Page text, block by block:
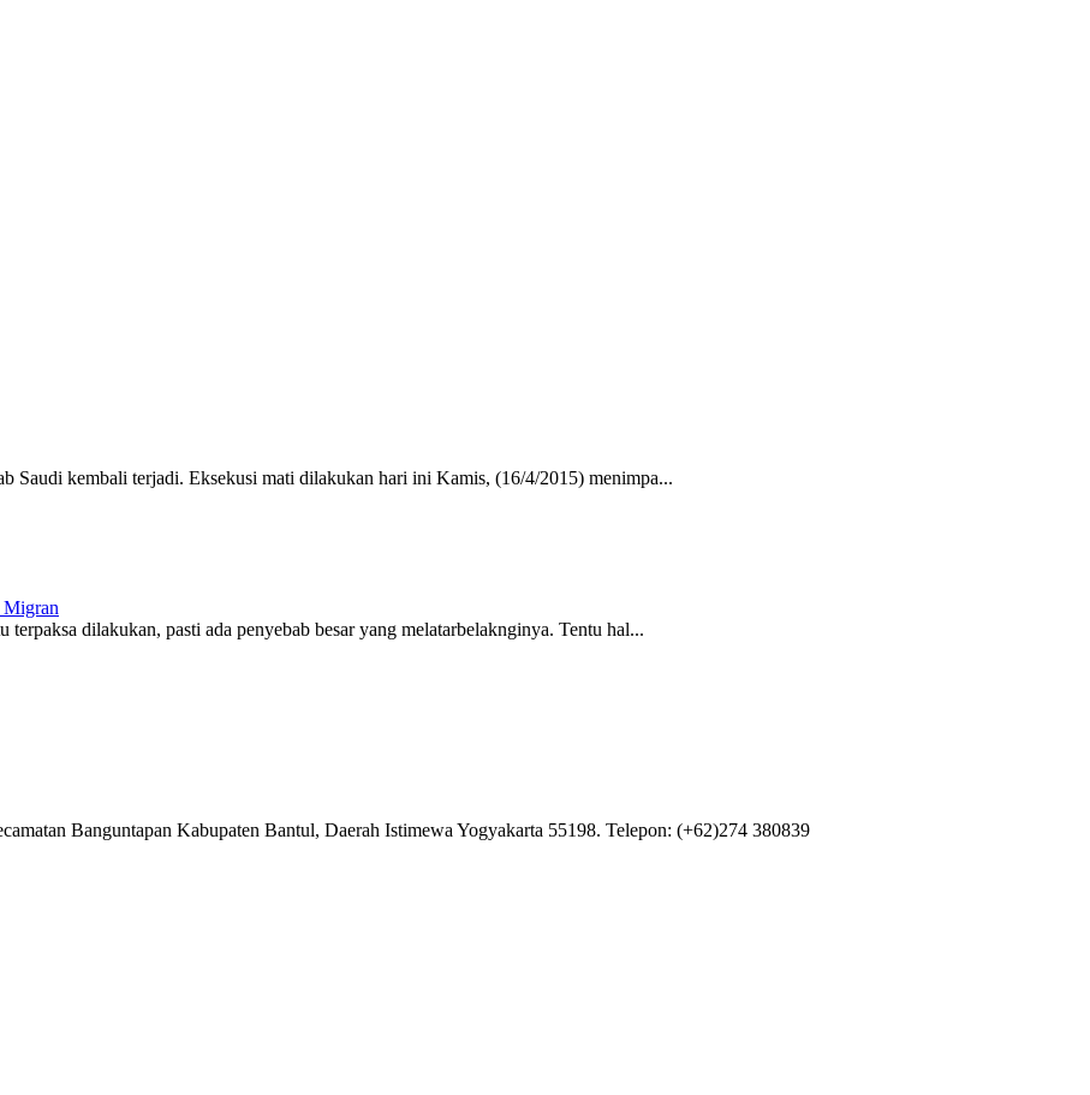
Saudi kembali terjadi. Eksekusi mati dilakukan hari ini Kamis, (16/4/2015) menimpa...
dilakukan, pasti ada penyebab besar yang melatarbelaknginya. Tentu hal...
Banguntapan Kabupaten Bantul, Daerah Istimewa Yogyakarta 55198. Telepon: (+62)274 380839